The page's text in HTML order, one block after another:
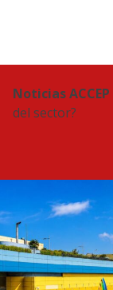
Noticias ACCEP
del sector?